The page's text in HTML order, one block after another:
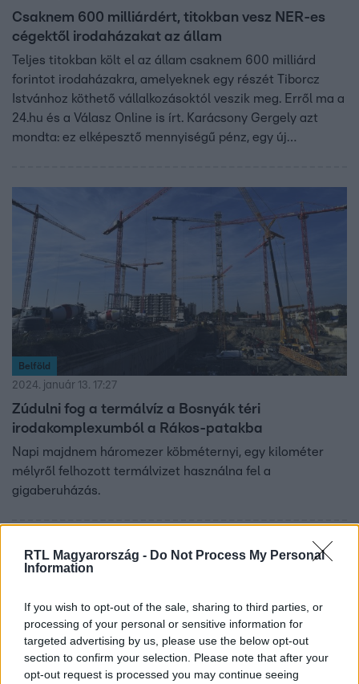
RTL Magyarország - Do Not Process My Personal
Information
If you wish to opt-out of the sale, sharing to third parties, or
processing of your personal or sensitive information for
targeted advertising by us, please use the below opt-out
section to confirm your selection. Please note that after your
opt-out request is processed you may continue seeing
Csaknem 600 milliárdért, titokban vesz NER-es
cégektől irodaházakat az állam
Teljes titokban költ el az állam csaknem 600 milliárd
forintot irodaházakra, amelyeknek egy részét Tiborcz
Istvánhoz köthető vállalkozásoktól veszik meg. Erről ma a
24.hu és a Válasz Online is írt. Karácsony Gergely azt
mondta: ez elképesztő mennyiségű pénz, egy új
kormány arra hivatkozik, hogy az új épületek
energiatakarékosak, és ezzel sokat spórolnak majd.
Belföld
2024. január 13. 17:27
Zúdulni fog a termálvíz a Bosnyák téri
irodakomplexumból a Rákos-patakba
Napi majdnem háromezer köbméternyi, egy kilométer
mélyről felhozott termálvizet használna fel a
gigaberuházás.